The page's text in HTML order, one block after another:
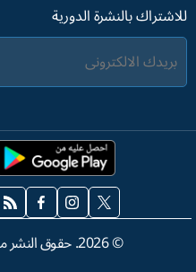
للاشتراك بالنشرة الدورية
©
2026. حقوق النشر